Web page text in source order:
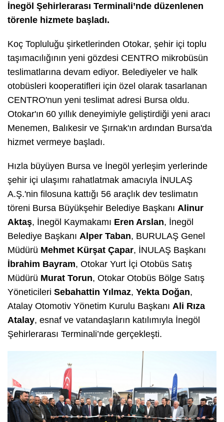
İnegöl Şehirlerarası Terminali’nde düzenlenen
törenle hizmete başladı.
Koç Topluluğu şirketlerinden Otokar, şehir içi toplu
taşımacılığının yeni gözdesi CENTRO mikrobüsün
teslimatlarına devam ediyor. Belediyeler ve halk
otobüsleri kooperatifleri için özel olarak tasarlanan
CENTRO'nun yeni teslimat adresi Bursa oldu.
Otokar'ın 60 yıllık deneyimiyle geliştirdiği yeni aracı
Menemen, Balıkesir ve Şırnak'ın ardından Bursa'da
hizmet vermeye başladı.
Hızla büyüyen Bursa ve İnegöl yerleşim yerlerinde
şehir içi ulaşımı rahatlatmak amacıyla İNULAŞ
A.Ş.'nin filosuna kattığı 56 araçlık dev teslimatın
töreni Bursa Büyükşehir Belediye Başkanı Alinur
Aktaş, İnegöl Kaymakamı Eren Arslan, İnegöl
Belediye Başkanı Alper Taban, BURULAŞ Genel
Müdürü Mehmet Kürşat Çapar, İNULAŞ Başkanı
İbrahim Bayram, Otokar Yurt İçi Otobüs Satış
Müdürü Murat Torun, Otokar Otobüs Bölge Satış
Yöneticileri Sebahattin Yılmaz, Yekta Doğan,
Atalay Otomotiv Yönetim Kurulu Başkanı Ali Rıza
Atalay, esnaf ve vatandaşların katılımıyla İnegöl
Şehirlerarası Terminali’nde gerçekleşti.